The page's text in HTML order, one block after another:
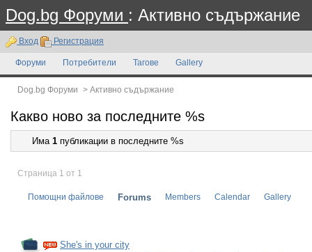
Dog.bg Форуми : Активно съдържание
Вход Регистрация
Форуми Потребители Тагове Gallery
Dog.bg Форуми > Активно съдържание
Какво ново за последните %s
Има 1 публикации в последните %s
Страница 1 от 1
Помощни файлове Forums Members Calendar Gallery
She's in your city